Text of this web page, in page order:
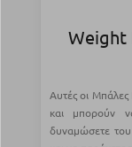
Weight
Αυτές οι Μπάλες
και μπορούν
δυναμώσετε